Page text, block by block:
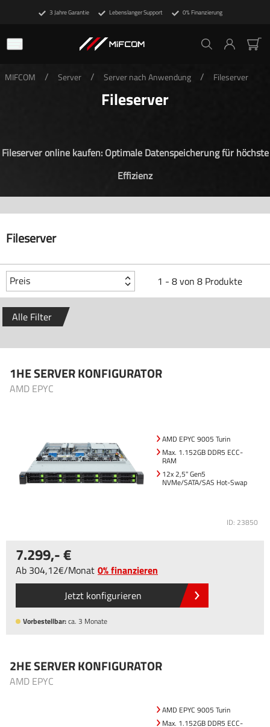
3 Jahre Garantie Lebenslanger Support 0% Finanzierung
MIFCOM / Server / Server nach Anwendung / Fileserver
Fileserver
Fileserver online kaufen: Optimale Datenspeicherung für höchste
Effizienz
Fileserver
1 - 8 von 8 Produkte
Preis
Alle Filter
1HE SERVER KONFIGURATOR
AMD EPYC
AMD EPYC 9005 Turin
Max. 1.152GB DDR5 ECC-
RAM
12x 2,5" Gen5
NVMe/SATA/SAS Hot-Swap
ID: 23850
7.299,-
Ab 304,12 /Monat 0% finanzieren
Jetzt konfigurieren
Vorbestellbar:ca. 3 Monate
2HE SERVER KONFIGURATOR
AMD EPYC
AMD EPYC 9005 Turin
Max. 1.152GB DDR5 ECC-